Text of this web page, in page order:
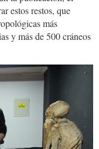
estos restos, que
más
y más de 500 cráneos